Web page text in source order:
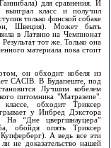
для сравнения. И
выиграл класс и получил
только финской собаке
Швеция). Может быть
в Латвию на Чемпионат
тот же. Только она
материала пока стоит
он обходит кобеля из
CACIB. В Будапеште, под
Лучшим кобелем
питомника "Матразепе".
обходит Триксер
у Инбред Дэкстора
“Дне цвергшнауцера”
обойдя опять Триксер
А ведь все эти
не доказательство нашей